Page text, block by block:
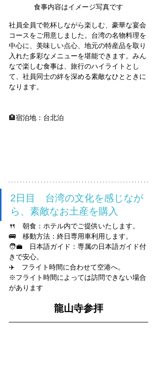
食事内容はイメージ写真です
社員全員で乾杯しながら楽しむ、豪華な宴会
コースをご用意しました。台湾の名物料理を
中心に、美味しい点心、地元の特産品を取り
入れた多彩なメニューを堪能できます。みん
なで楽しむ食事は、旅行のハイライトとし
て、社員同士の絆を深める素敵なひとときに
なります。
🏨宿泊地：台北泊
2日目　台湾の文化を感じなが
ら、素敵なお土産を購入
🍴　朝食：ホテル内でご提供いたします。
🚌　移動方法：終日専用車利用します。
🧑‍💼　日本語ガイド：専属の日本語ガイド付
きで安心。
✈️　フライト時間に合わせて空港へ。
※フライト時間によっては訪問できない場合
があります
龍山寺参拝